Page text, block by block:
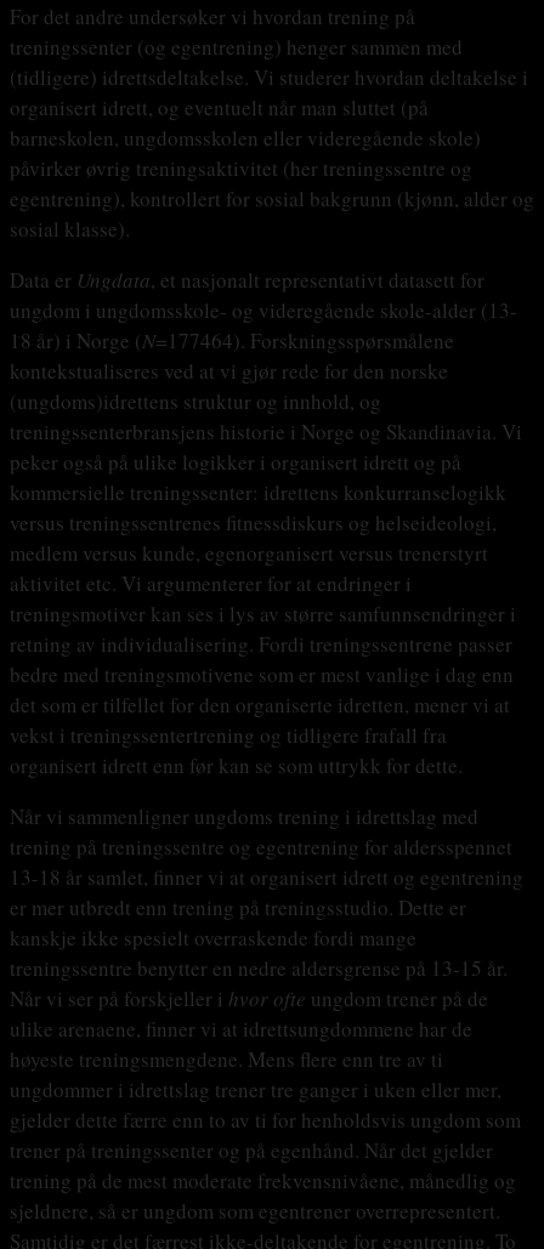
For det andre undersøker vi hvordan trening på
treningssenter (og egentrening) henger sammen med
(tidligere) idrettsdeltakelse. Vi studerer hvordan deltakelse i
organisert idrett, og eventuelt når man sluttet (på
barneskolen, ungdomsskolen eller videregående skole)
påvirker øvrig treningsaktivitet (her treningssentre og
egentrening), kontrollert for sosial bakgrunn (kjønn, alder og
sosial klasse).
Data er Ungdata, et nasjonalt representativt datasett for
ungdom i ungdomsskole- og videregående skole-alder (13-
18 år) i Norge (N=177464). Forskningsspørsmålene
kontekstualiseres ved at vi gjør rede for den norske
(ungdoms)idrettens struktur og innhold, og
treningssenterbransjens historie i Norge og Skandinavia. Vi
peker også på ulike logikker i organisert idrett og på
kommersielle treningssenter: idrettens konkurranselogikk
versus treningssentrenes fitnessdiskurs og helseideologi,
medlem versus kunde, egenorganisert versus trenerstyrt
aktivitet etc. Vi argumenterer for at endringer i
treningsmotiver kan ses i lys av større samfunnsendringer i
retning av individualisering. Fordi treningssentrene passer
bedre med treningsmotivene som er mest vanlige i dag enn
det som er tilfellet for den organiserte idretten, mener vi at
vekst i treningssentertrening og tidligere frafall fra
organisert idrett enn før kan se som uttrykk for dette.
Når vi sammenligner ungdoms trening i idrettslag med
trening på treningssentre og egentrening for aldersspennet
13-18 år samlet, finner vi at organisert idrett og egentrening
er mer utbredt enn trening på treningsstudio. Dette er
kanskje ikke spesielt overraskende fordi mange
treningssentre benytter en nedre aldersgrense på 13-15 år.
Når vi ser på forskjeller i hvor ofte ungdom trener på de
ulike arenaene, finner vi at idrettsungdommene har de
høyeste treningsmengdene. Mens flere enn tre av ti
ungdommer i idrettslag trener tre ganger i uken eller mer,
gjelder dette færre enn to av ti for henholdsvis ungdom som
trener på treningssenter og på egenhånd. Når det gjelder
trening på de mest moderate frekvensnivåene, månedlig og
sjeldnere, så er ungdom som egentrener overrepresentert.
Samtidig er det færrest ikke-deltakende for egentrening. To